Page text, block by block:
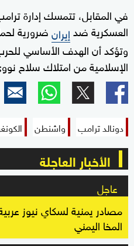
في المقابل، تتمسك إدارة
العسكرية ضدإيرانضرورية
وتؤكد أن الهدف الأساسي
الإسلامية من امتلاك سلاح
دونالد ترامب واشنطن
الأخبار العاجلة
عاجل
المخا اليمني